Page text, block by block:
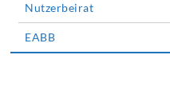
Nutzerbeirat
EABB